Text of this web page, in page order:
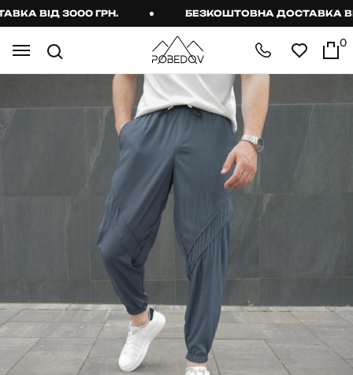
ВІД 3000 ГРН. БЕЗКОШТОВНА ДОСТАВКА ВІД
0